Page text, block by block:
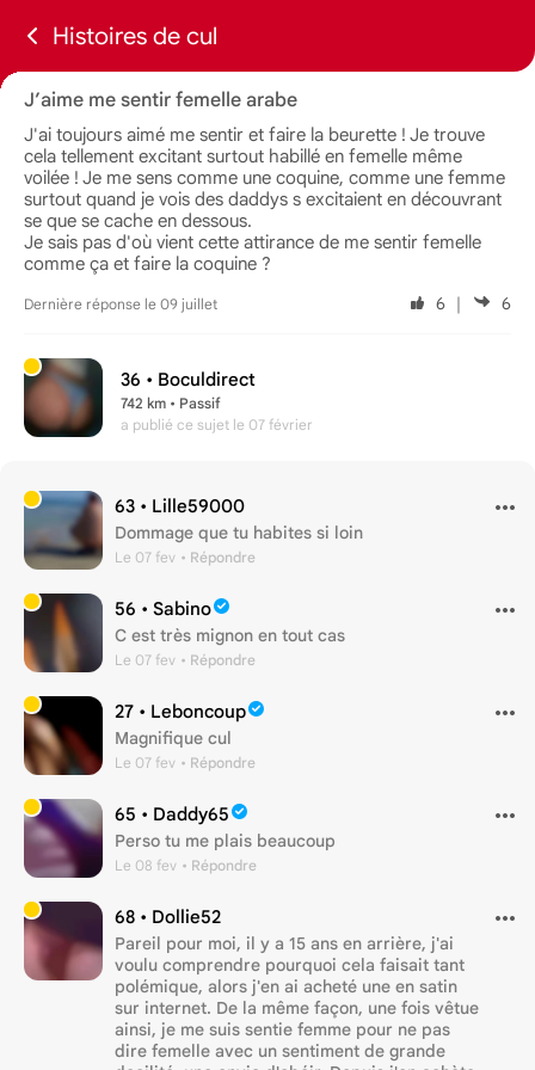
Histoires de cul
J’aime me sentir femelle arabe
J'ai toujours aimé me sentir et faire la beurette ! Je trouve
cela tellement excitant surtout habillé en femelle même
voilée ! Je me sens comme une coquine, comme une femme
surtout quand je vois des daddys s excitaient en découvrant
se que se cache en dessous.
Je sais pas d'où vient cette attirance de me sentir femelle
comme ça et faire la coquine ?
Dernière réponse le 09 juillet 6 ｜ 6
36 • Boculdirect
742 km • Passif
a publié ce sujet le 07 février
63 • Lille59000
Dommage que tu habites si loin
Le 07 fev • Répondre
56 • Sabino
C est très mignon en tout cas
Le 07 fev • Répondre
27 • Leboncoup
Magnifique cul
Le 07 fev • Répondre
65 • Daddy65
Perso tu me plais beaucoup
Le 08 fev • Répondre
68 • Dollie52
Pareil pour moi, il y a 15 ans en arrière, j'ai
voulu comprendre pourquoi cela faisait tant
polémique, alors j'en ai acheté une en satin
sur internet. De la même façon, une fois vêtue
ainsi, je me suis sentie femme pour ne pas
dire femelle avec un sentiment de grande